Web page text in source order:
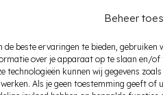
Beheer
de beste ervaringen te bieden, gebruiken
over je apparaat op te slaan en/
technologieën kunnen wij gegevens
Als je geen toestemming geeft of